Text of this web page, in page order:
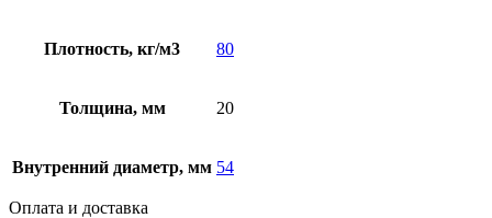
Плотность, кг/м3 80
Толщина, мм 20
Внутренний диаметр, мм 54
Оплата и доставка